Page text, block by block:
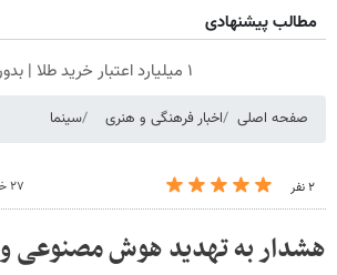
مطالب پیشنهادی
۱ میلیارد اعتبار خرید طلا | بدون ضامن و چک
صفحه اصلی اخبار فرهنگی و هنری سینما
۲ نفر ۲۷ خرداد ۱۴۰۵ - ۱۹:۴۰
هشدار به تهدید هوش مصنوعی